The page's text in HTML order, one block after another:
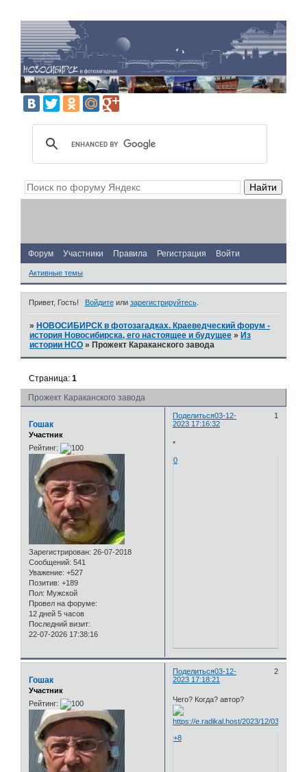
Форум Участники Правила Регистрация Войти
Активные темы
Привет, Гость! Войдитеили зарегистрируйтесь.
» НОВОСИБИРСК в фотозагадках. Краеведческий форум -
история Новосибирска, его настоящее и будущее » Из
истории НСО » Прожект Караканского завода
Прожект Караканского завода
Страница:1
Поделиться 1
03-12-
2023 17:16:32
Гошак
Участник
Рейтинг:
Зарегистрирован: 26-07-2018
Сообщений: 541
Уважение: +527
Позитив: +189
Пол: Мужской
Провел на форуме:
12 дней 5 часов
Последний визит:
22-07-2026 17:38:16
*
0
Поделиться 2
03-12-
2023 17:18:21
Гошак
Участник
Рейтинг:
Чего? Когда? автор?
+8